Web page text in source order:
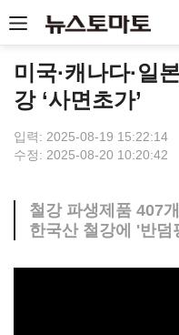
미국·캐나다·일
강 ‘사면초가’
입력: 2025-08-19 15:22:14
수정: 2025-08-20 10:20:42
철강 파생제품 407
한국산 철강에 '반덤